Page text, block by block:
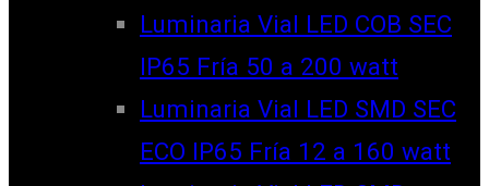
Luminaria Vial LED COB SEC
IP65 Fría 50 a 200 watt
Luminaria Vial LED SMD SEC
ECO IP65 Fría 12 a 160 watt